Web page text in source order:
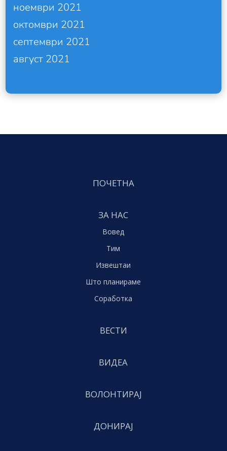
ноември 2021
октомври 2021
септември 2021
август 2021
ПОЧЕТНА
ЗА НАС
Вовед
Тим
Извештаи
Што планираме
Соработка
ВЕСТИ
ВИДЕА
ВОЛОНТИРАЈ
ДОНИРАЈ